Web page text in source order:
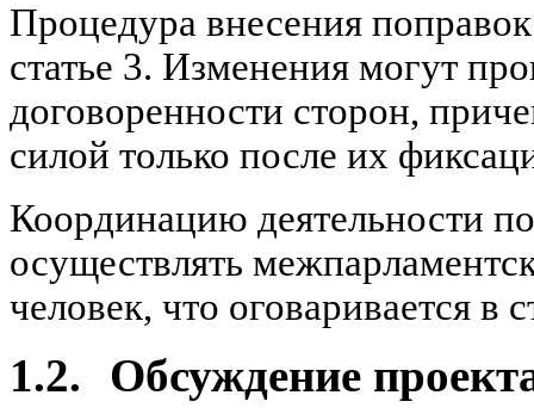
Процедура внесения
статье 3. Изменения могут
договоренности сторон,
силой только после их
Координацию деятельности
осуществлять
человек, что оговаривается в
1.2. Обсуждение